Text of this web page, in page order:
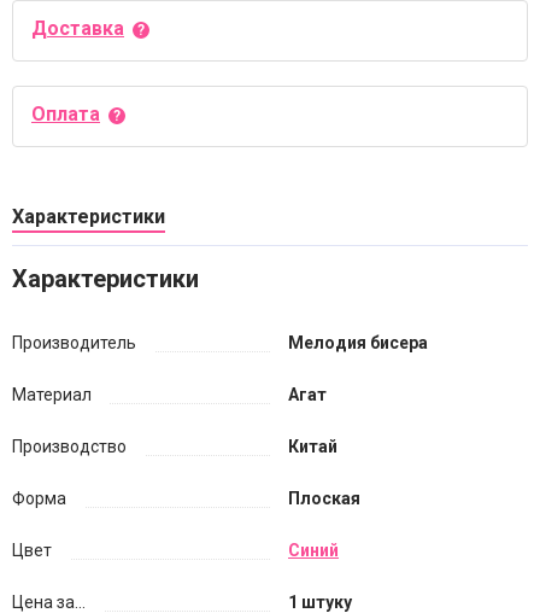
Доставка
Оплата
Характеристики
Характеристики
Производитель Мелодия бисера
Материал Агат
Производство Китай
Форма Плоская
Цвет Синий
Цена за... 1 штуку